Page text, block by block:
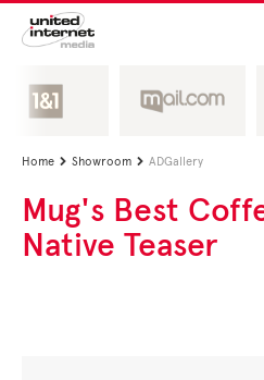
Home  Showroom  ADGallery
Mug's Best
Native Teaser